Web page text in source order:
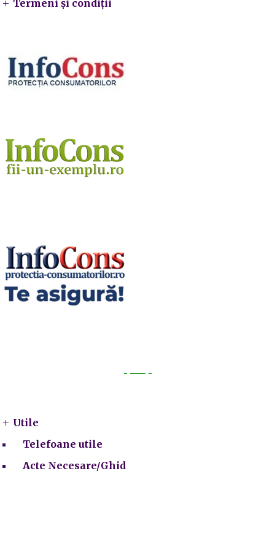
Termeni și condiții
Utile
Telefoane utile
Acte Necesare/Ghid